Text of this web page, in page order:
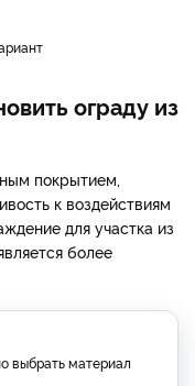
ограду из
покрытием,
к воздействиям
для участка из
более
выбрать материал